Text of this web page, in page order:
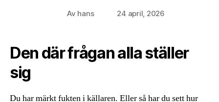
Inläggsförfattare
Av hans Inläggsdatum
24 april, 2026
Den där frågan alla ställer
sig
Du har märkt fukten i källaren. Eller så har du sett hur